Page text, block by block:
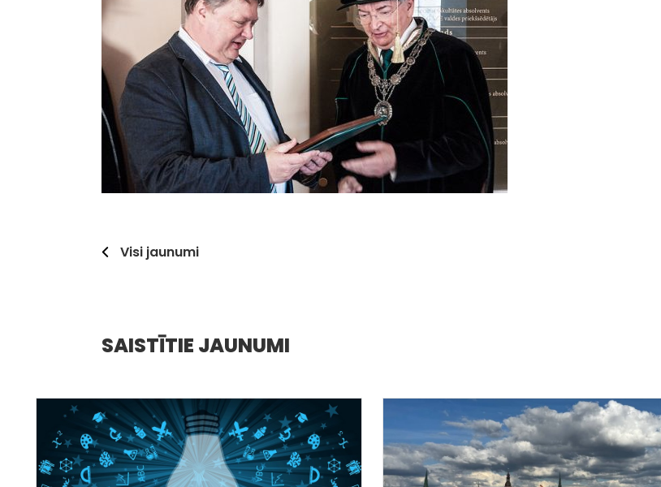
Visi jaunumi
SAISTĪTIE JAUNUMI